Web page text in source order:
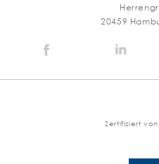
20459
@
@
Zertifiziert von